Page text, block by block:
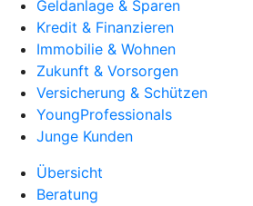
Geldanlage & Sparen
Kredit & Finanzieren
Immobilie & Wohnen
Zukunft & Vorsorgen
Versicherung & Schützen
YoungProfessionals
Junge Kunden
Übersicht
Beratung